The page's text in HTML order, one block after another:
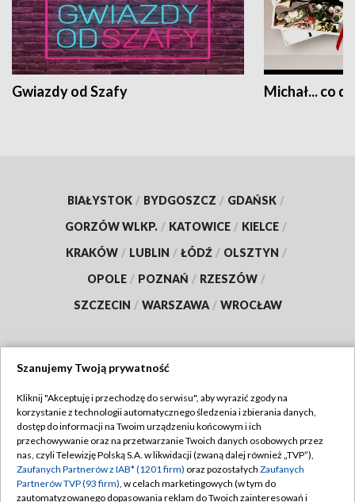
Gwiazdy od Szafy Michał... co
BIAŁYSTOK / BYDGOSZCZ / GDAŃSK /
GORZÓW WLKP. / KATOWICE / KIELCE /
KRAKÓW / LUBLIN / ŁÓDŹ / OLSZTYN /
OPOLE / POZNAŃ / RZESZÓW /
SZCZECIN / WARSZAWA / WROCŁAW
TVP
Abonament TVP
Emisja w TVP
Centrum informacji TVP
Regulamin TVP
Polityka prywatności
Moje zgody
Szanujemy Twoją prywatność
Kliknij "Akceptuję i przechodzę do serwisu", aby wyrazić zgody na
korzystanie z technologii automatycznego śledzenia i zbierania danych,
dostęp do informacji na Twoim urządzeniu końcowym i ich
przechowywanie oraz na przetwarzanie Twoich danych osobowych przez
nas, czyli Telewizję Polską S.A. w likwidacji (zwaną dalej również „TVP”),
Zaufanych Partnerów z IAB* (1201 firm) oraz pozostałych Zaufanych
Partnerów TVP (93 firm), w celach marketingowych (w tym do
zautomatyzowanego dopasowania reklam do Twoich zainteresowań i